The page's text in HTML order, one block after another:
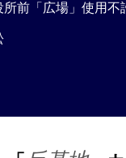
所前「広場」使用不